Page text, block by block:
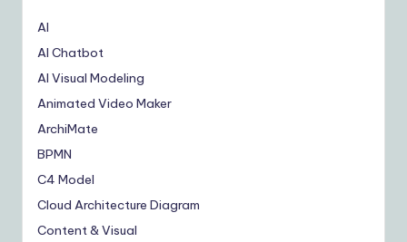
AI
AI Chatbot
AI Visual Modeling
Animated Video Maker
ArchiMate
BPMN
C4 Model
Cloud Architecture Diagram
Content & Visual